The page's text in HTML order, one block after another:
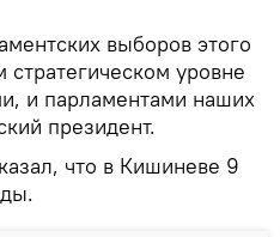
выборов этого
стратегическом уровне
и парламентами наших
президент.
что в Кишиневе 9